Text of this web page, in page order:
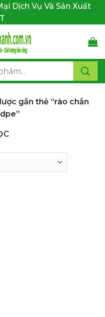
Dịch Vụ Và Sản Xuất
gắn thẻ “rào chắn